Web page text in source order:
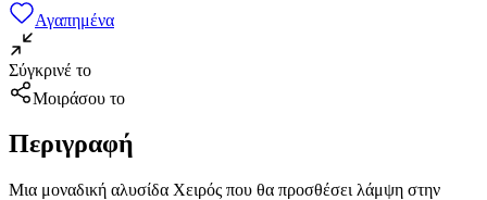
Αγαπημένα
Σύγκρινέ το
Μοιράσου το
Περιγραφή
Μια μοναδική αλυσίδα Χειρός που θα προσθέσει λάμψη στην